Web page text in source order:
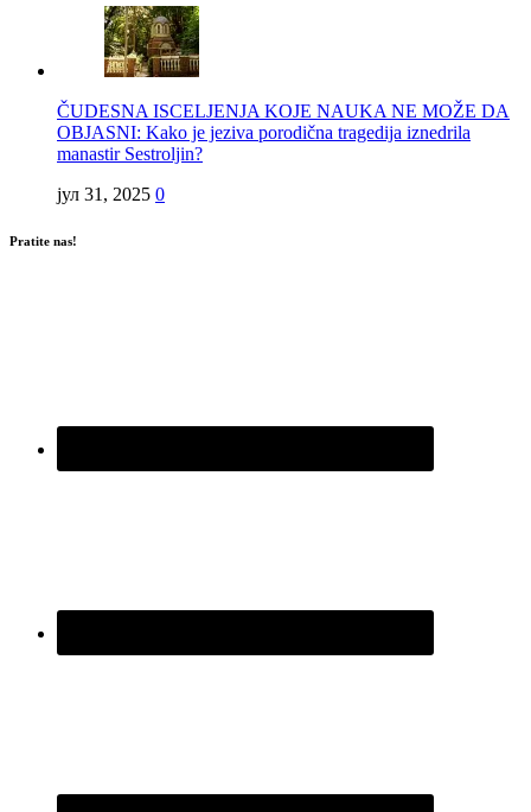
ČUDESNA ISCELJENJA KOJE NAUKA NE MOŽE DA
OBJASNI: Kako je jeziva porodična tragedija iznedrila
manastir Sestroljin?
јул 31, 2025 0
Pratite nas!